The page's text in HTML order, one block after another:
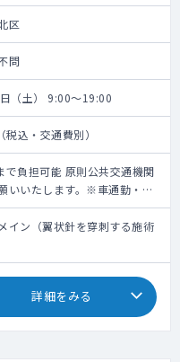
区
問
（土） 9:00～19:00
込・交通費別）
で負担可能 原則公共交通機関
いいたします。※車通勤・タ
談
イン（翼状針を穿刺する施術
詳細をみる